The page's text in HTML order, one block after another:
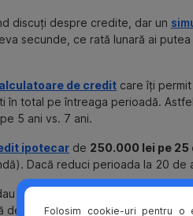
discuți despre credite, dar un
secunde, ce rată lunară ai
de credit care îți
în total pe întreaga perioadă.
5 ani vs. 7 ani.
ipotecar de 250.000 lei pe 25
Dacă reduci perioada la 20 de
puterea de a testa
decât orice teorie.
Folosim cookie-uri pentru o